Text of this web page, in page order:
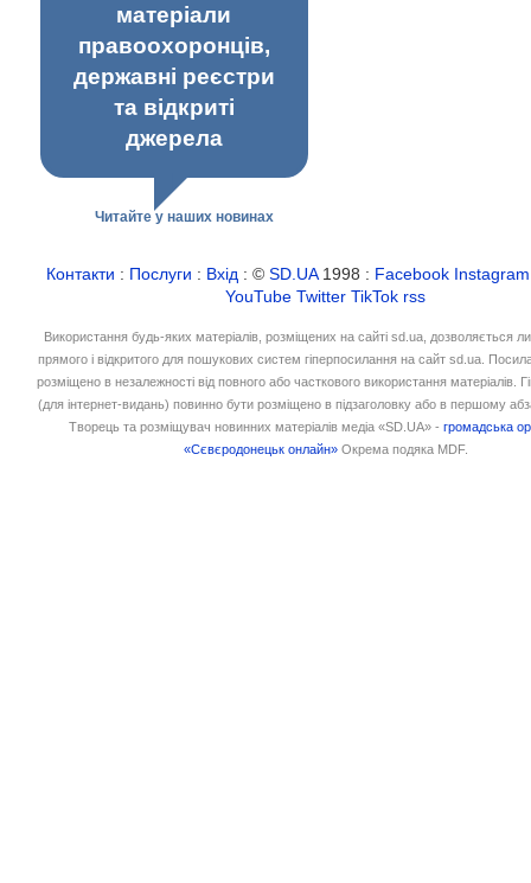
матеріали
правоохоронців,
державні реєстри
та відкриті
джерела
Читайте у наших новинах
Контакти : Послуги : Вхід : ©SD.UA1998 : Facebook Instagram
YouTube Twitter TikTok rss
Використання будь-яких матеріалів, розміщених на сайті sd.ua, дозволяється
прямого і відкритого для пошукових систем гіперпосилання на сайт sd.ua.
розміщено в незалежності від повного або часткового використання матеріалів.
(для інтернет-видань) повинно бути розміщено в підзаголовку або в першому
Творець та розміщувач новинних матеріалів медіа «SD.UA» -громадська
«Сєвєродонецьк онлайн» Окрема подяка MDF.